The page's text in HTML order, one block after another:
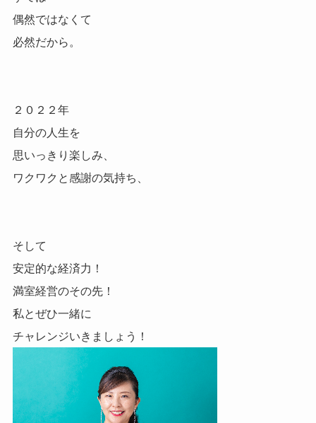
偶然ではなくて
必然だから。
２０２２年
自分の人生を
思いっきり 楽しみ、
ワクワクと感謝の気持ち、
そして
安定的な経済力！
満室経営のその先！
私とぜひ一緒に
チャレンジいきましょう！